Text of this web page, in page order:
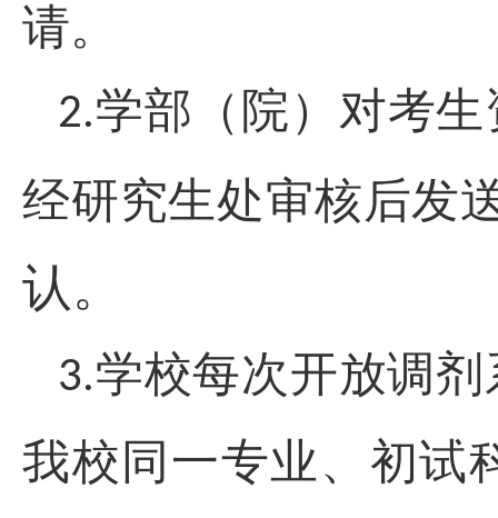
请。
2.学部（院）对考
经研究生处审核后发
认。
3.学校每次开放调
我校同一专业、初试